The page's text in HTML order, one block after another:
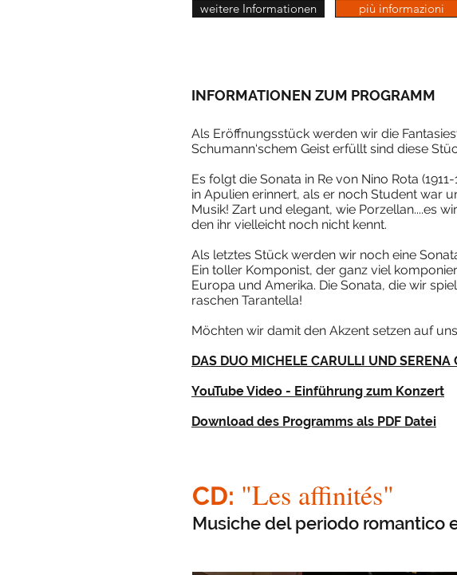
weitere Informationen più informazioni
INFORMATIONEN ZUM PROGRAMM
Als Eröffnungsstück werden wir die
Schumann‘schem Geist erfüllt sind diese
Es folgt die Sonata in Re von Nino Rota
in Apulien erinnert, als er noch Student war
Musik! Zart und elegant, wie Porzellan....es
den ihr vielleicht noch nicht kennt.
Als letztes Stück werden wir noch eine
Ein toller Komponist, der ganz viel
Europa und Amerika. Die Sonata, die wir
raschen Tarantella!
Möchten wir damit den Akzent setzen auf
DAS DUO MICHELE CARULLI UND SERENA
YouTube Video - Einführung zum Konzert
Download des Programms als PDF Datei
CD: "Les affinités"
Musiche del periodo romantico